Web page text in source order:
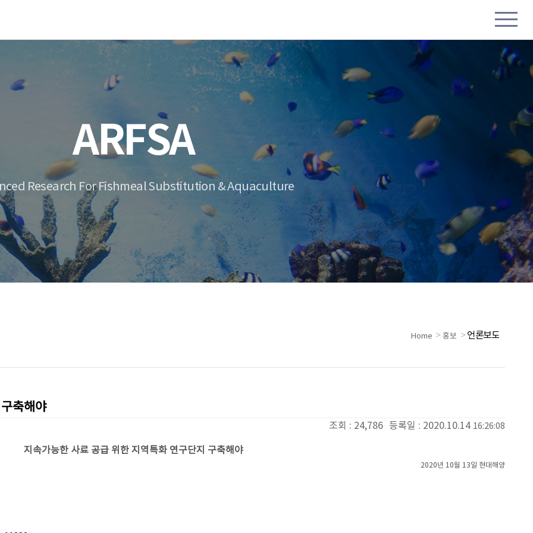
ARFSA
Research For Fishmeal Substitution & Aquaculture
Home > 홍보 > 언론보도
축해야
등록일 : 2020.10.14 16:26:08
조회 : 24,786
지속가능한 사료 공급 위한 지역특화 연구단지 구축해야
2020년 10월 13일 현대해양